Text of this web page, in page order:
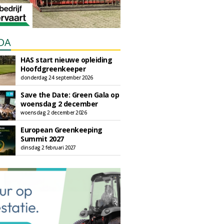
HAS start nieuwe opleiding
Hoofdgreenkeeper
donderdag 24 september 2026
Save the Date: Green Gala op
woensdag 2 december
woensdag 2 december 2026
European Greenkeeping
Summit 2027
dinsdag 2 februari 2027